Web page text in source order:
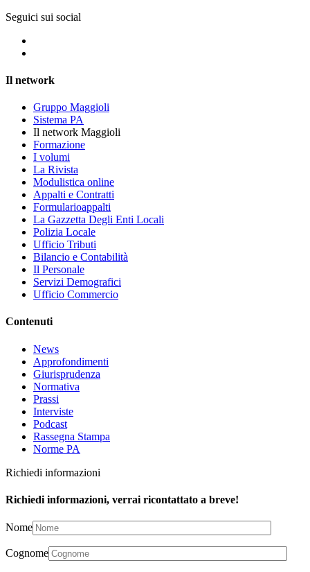
Seguici sui social
Il network
Gruppo Maggioli
Sistema PA
Il network Maggioli
Formazione
I volumi
La Rivista
Modulistica online
Appalti e Contratti
Formularioappalti
La Gazzetta Degli Enti Locali
Polizia Locale
Ufficio Tributi
Bilancio e Contabilità
Il Personale
Servizi Demografici
Ufficio Commercio
Contenuti
News
Approfondimenti
Giurisprudenza
Normativa
Prassi
Interviste
Podcast
Rassegna Stampa
Norme PA
Richiedi informazioni
Richiedi informazioni, verrai ricontattato a breve!
Nome
Cognome